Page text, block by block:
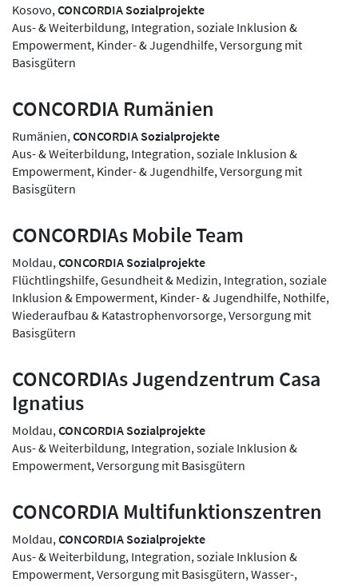
Kosovo, CONCORDIA Sozialprojekte
Aus- & Weiterbildung, Integration, soziale Inklusion &
Empowerment, Kinder- & Jugendhilfe, Versorgung mit
Basisgütern
CONCORDIA Rumänien
Rumänien, CONCORDIA Sozialprojekte
Aus- & Weiterbildung, Integration, soziale Inklusion &
Empowerment, Kinder- & Jugendhilfe, Versorgung mit
Basisgütern
CONCORDIAs Mobile Team
Moldau, CONCORDIA Sozialprojekte
Flüchtlingshilfe, Gesundheit & Medizin, Integration, soziale
Inklusion & Empowerment, Kinder- & Jugendhilfe, Nothilfe,
Wiederaufbau & Katastrophenvorsorge, Versorgung mit
Basisgütern
CONCORDIAs Jugendzentrum Casa
Ignatius
Moldau, CONCORDIA Sozialprojekte
Aus- & Weiterbildung, Integration, soziale Inklusion &
Empowerment, Versorgung mit Basisgütern
CONCORDIA Multifunktionszentren
Moldau, CONCORDIA Sozialprojekte
Aus- & Weiterbildung, Integration, soziale Inklusion &
Empowerment, Versorgung mit Basisgütern, Wasser-,